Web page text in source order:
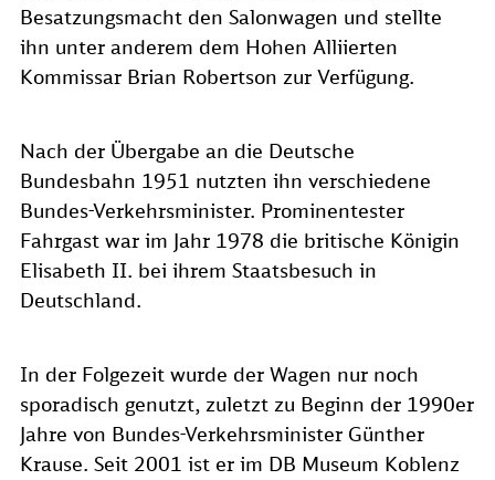
Besatzungsmacht den Salonwagen und stellte
ihn unter anderem dem Hohen Alliierten
Kommissar Brian Robertson zur Verfügung.
Nach der Übergabe an die Deutsche
Bundesbahn 1951 nutzten ihn verschiedene
Bundes-Verkehrsminister. Prominentester
Fahrgast war im Jahr 1978 die britische Königin
Elisabeth II. bei ihrem Staatsbesuch in
Deutschland.
In der Folgezeit wurde der Wagen nur noch
sporadisch genutzt, zuletzt zu Beginn der 1990er
Jahre von Bundes-Verkehrsminister Günther
Krause. Seit 2001 ist er im DB Museum Koblenz